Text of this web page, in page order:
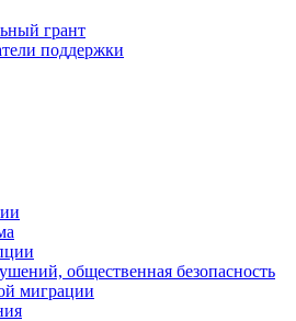
грант
поддержки
общественная безопасность
миграции